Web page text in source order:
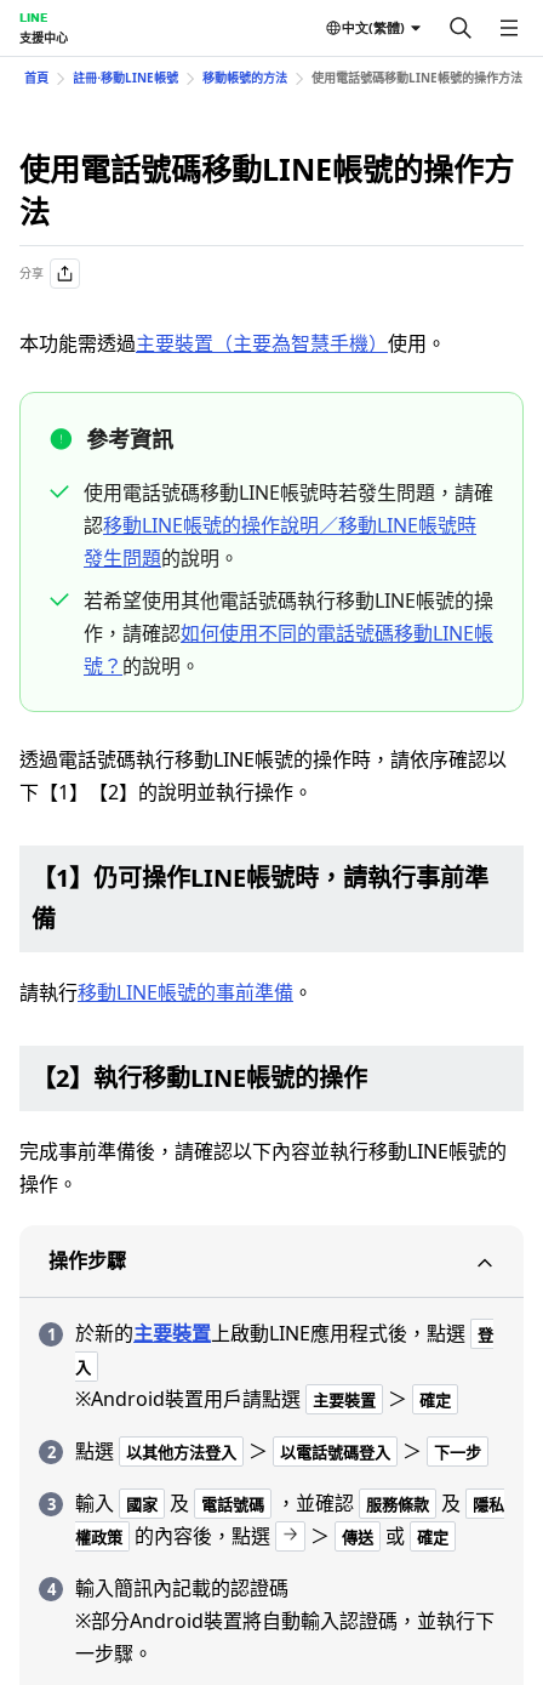
LINE
支援中心
中文(繁體)
首頁 註冊⋅移動LINE帳號 移動帳號的方法 使用電話號碼移動LINE帳號的操作方法
使用電話號碼移動LINE帳號的操作方
法
分享
本功能需透過主要裝置（主要為智慧手機） 使用。
參考資訊
使用電話號碼移動LINE帳號時若發生問題，請確
認移動LINE帳號的操作說明／移動LINE帳號時
發生問題的說明。
若希望使用其他電話號碼執行移動LINE帳號的操
作，請確認如何使用不同的電話號碼移動LINE帳
號？ 的說明。
透過電話號碼執行移動LINE帳號的操作時，請依序確認以
下【1】【2】的說明並執行操作。
【1】仍可操作LINE帳號時，請執行事前準
備
請執行移動LINE帳號的事前準備 。
【2】執行移動LINE帳號的操作
完成事前準備後，請確認以下內容並執行移動LINE帳號的
操作。
操作步驟
於新的主要裝置上啟動LINE應用程式後，點選 登
入
※Android裝置用戶請點選 主要裝置 ＞ 確定
點選 以其他方法登入 ＞ 以電話號碼登入 ＞ 下一步
輸入 國家 及 電話號碼 ，並確認 服務條款 及
隱私
權政策
的內容後，點選 ＞ 傳送 或 確定
輸入簡訊內記載的認證碼
※部分Android裝置將自動輸入認證碼，並執行下
一步驟。